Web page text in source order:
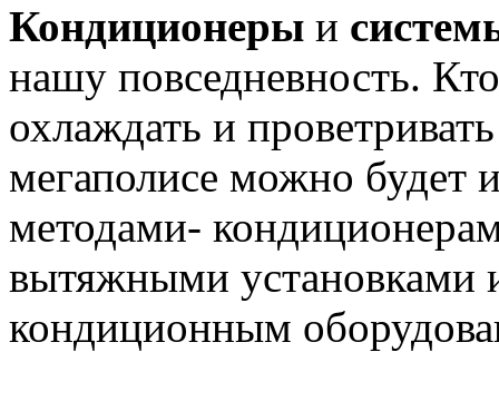
Кондиционеры и
нашу повседневность.
охлаждать и
мегаполисе можно будет
методами-
вытяжными установками
кондиционным